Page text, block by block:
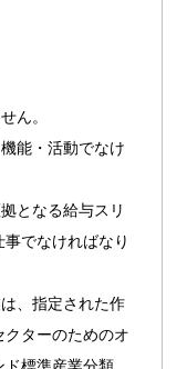
ん。
能・活動でなけ
となる給与スリ
でなければなり
、指定された作
ターのためのオ
ド標準産業分類